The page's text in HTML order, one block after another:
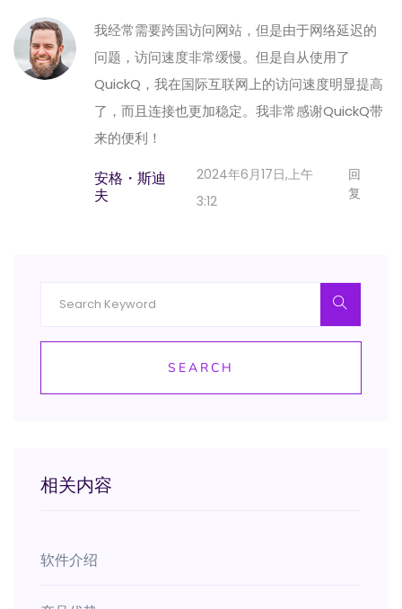
我经常需要跨国访问网站，但是由于网络延迟的
问题，访问速度非常缓慢。但是自从使用了
QuickQ，我在国际互联网上的访问速度明显提高
了，而且连接也更加稳定。我非常感谢QuickQ带
来的便利！
安格・斯迪
夫
2024年6月17日,上午
3:12
回
复
SEARCH
相关内容
软件介绍